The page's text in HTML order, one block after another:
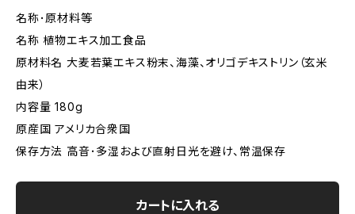
名称･原材料等
名称 植物エキス加工食品
原材料名 大麦若葉エキス粉末、海藻、オリゴデキストリン（玄米
由来）
内容量 180g
原産国 アメリカ合衆国
保存方法 高音･多湿および直射日光を避け、常温保存
カートに入れる